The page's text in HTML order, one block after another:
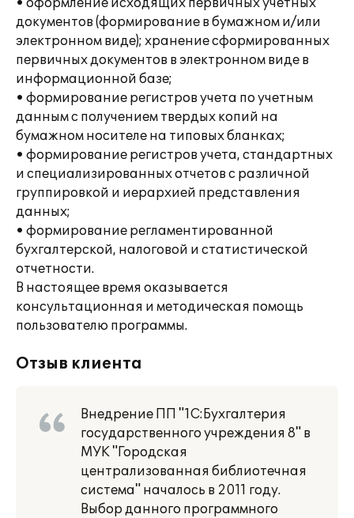
• оформление исходящих первичных учетных
документов (формирование в бумажном и/или
электронном виде); хранение сформированных
первичных документов в электронном виде в
информационной базе;
• формирование регистров учета по учетным
данным с получением твердых копий на
бумажном носителе на типовых бланках;
• формирование регистров учета, стандартных
и специализированных отчетов с различной
группировкой и иерархией представления
данных;
• формирование регламентированной
бухгалтерской, налоговой и статистической
отчетности.
В настоящее время оказывается
консультационная и методическая помощь
пользователю программы.
Отзыв клиента
Внедрение ПП "1С:Бухгалтерия
государственного учреждения 8" в
МУК "Городская
централизованная библиотечная
система" началось в 2011 году.
Выбор данного программного